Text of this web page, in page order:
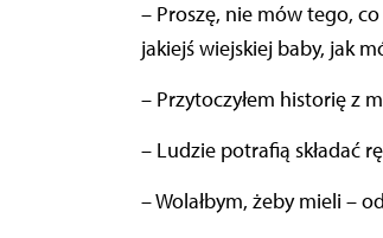
– Proszę, nie mów tego,
jakiejś wiejskiej baby, jak
– Przytoczyłem historię z
– Ludzie potrafią składać
– Wolałbym, żeby mieli –